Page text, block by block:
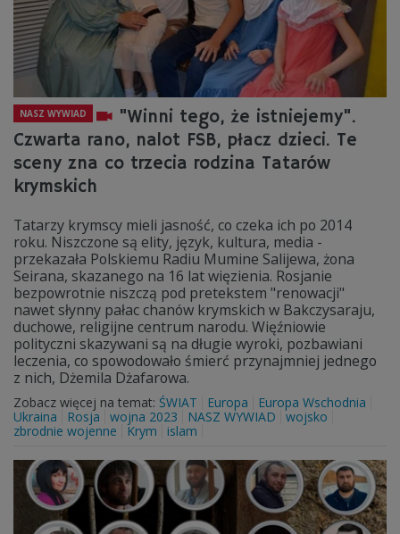
NASZ WYWIAD
"Winni tego, że istniejemy".
Czwarta rano, nalot FSB, płacz dzieci. Te
sceny zna co trzecia rodzina Tatarów
krymskich
Tatarzy krymscy mieli jasność, co czeka ich po 2014
roku. Niszczone są elity, język, kultura, media -
przekazała Polskiemu Radiu Mumine Salijewa, żona
Seirana, skazanego na 16 lat więzienia. Rosjanie
bezpowrotnie niszczą pod pretekstem "renowacji"
nawet słynny pałac chanów krymskich w Bakczysaraju,
duchowe, religijne centrum narodu. Więźniowie
polityczni skazywani są na długie wyroki, pozbawiani
leczenia, co spowodowało śmierć przynajmniej jednego
z nich, Dżemila Dżafarowa.
Zobacz więcej na temat: ŚWIAT Europa
Europa Wschodnia
Ukraina
Rosja wojna 2023 NASZ WYWIAD
wojsko
zbrodnie wojenne
Krym islam